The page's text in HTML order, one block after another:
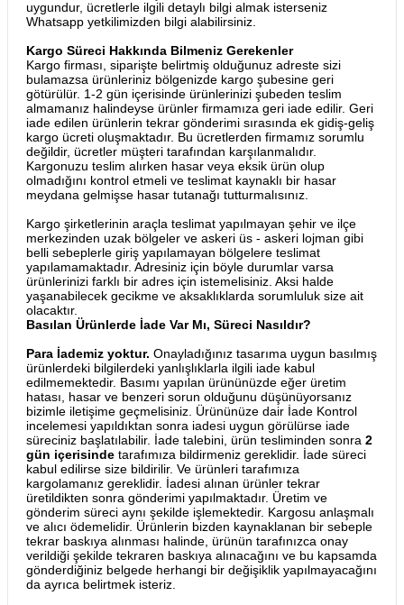
uygundur, ücretlerle ilgili detaylı bilgi almak isterseniz
Whatsapp yetkilimizden bilgi alabilirsiniz.
Kargo Süreci Hakkında Bilmeniz Gerekenler
Kargo firması, siparişte belirtmiş olduğunuz adreste sizi
bulamazsa ürünleriniz bölgenizde kargo şubesine geri
götürülür. 1-2 gün içerisinde ürünlerinizi şubeden teslim
almamanız halindeyse ürünler firmamıza geri iade edilir. Geri
iade edilen ürünlerin tekrar gönderimi sırasında ek gidiş-geliş
kargo ücreti oluşmaktadır. Bu ücretlerden firmamız sorumlu
değildir, ücretler müşteri tarafından karşılanmalıdır.
Kargonuzu teslim alırken hasar veya eksik ürün olup
olmadığını kontrol etmeli ve teslimat kaynaklı bir hasar
meydana gelmişse hasar tutanağı tutturmalısınız.
Kargo şirketlerinin araçla teslimat yapılmayan şehir ve ilçe
merkezinden uzak bölgeler ve askeri üs - askeri lojman gibi
belli sebeplerle giriş yapılamayan bölgelere teslimat
yapılamamaktadır. Adresiniz için böyle durumlar varsa
ürünlerinizi farklı bir adres için istemelisiniz. Aksi halde
yaşanabilecek gecikme ve aksaklıklarda sorumluluk size ait
olacaktır.
Basılan Ürünlerde İade Var Mı, Süreci Nasıldır?
Para İademiz yoktur. Onayladığınız tasarıma uygun basılmış
ürünlerdeki bilgilerdeki yanlışlıklarla ilgili iade kabul
edilmemektedir. Basımı yapılan ürününüzde eğer üretim
hatası, hasar ve benzeri sorun olduğunu düşünüyorsanız
bizimle iletişime geçmelisiniz. Ürününüze dair İade Kontrol
incelemesi yapıldıktan sonra iadesi uygun görülürse iade
süreciniz başlatılabilir. İade talebini, ürün tesliminden sonra 2
gün içerisinde tarafımıza bildirmeniz gereklidir. İade süreci
kabul edilirse size bildirilir. Ve ürünleri tarafımıza
kargolamanız gereklidir. İadesi alınan ürünler tekrar
üretildikten sonra gönderimi yapılmaktadır. Üretim ve
gönderim süreci aynı şekilde işlemektedir. Kargosu anlaşmalı
ve alıcı ödemelidir. Ürünlerin bizden kaynaklanan bir sebeple
tekrar baskıya alınması halinde, ürünün tarafınızca onay
verildiği şekilde tekraren baskıya alınacağını ve bu kapsamda
gönderdiğiniz belgede herhangi bir değişiklik yapılmayacağını
da ayrıca belirtmek isteriz.